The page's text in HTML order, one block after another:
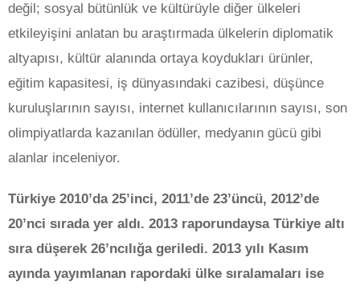
değil; sosyal bütünlük ve kültürüyle diğer ülkeleri
etkileyişini anlatan bu araştırmada ülkelerin diplomatik
altyapısı, kültür alanında ortaya koydukları ürünler,
eğitim kapasitesi, iş dünyasındaki cazibesi, düşünce
kuruluşlarının sayısı, internet kullanıcılarının sayısı, son
olimpiyatlarda kazanılan ödüller, medyanın gücü gibi
alanlar inceleniyor.
Türkiye 2010’da 25’inci, 2011’de 23’üncü, 2012’de
20’nci sırada yer aldı. 2013 raporundaysa Türkiye altı
sıra düşerek 26’ncılığa geriledi. 2013 yılı Kasım
ayında yayımlanan rapordaki ülke sıralamaları ise